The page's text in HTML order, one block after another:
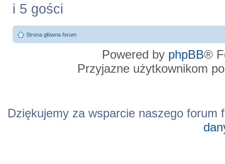
i 5 gości
Strona główna forum
Powered by phpBB®
Przyjazne użytkownikom
Dziękujemy za wsparcie naszego